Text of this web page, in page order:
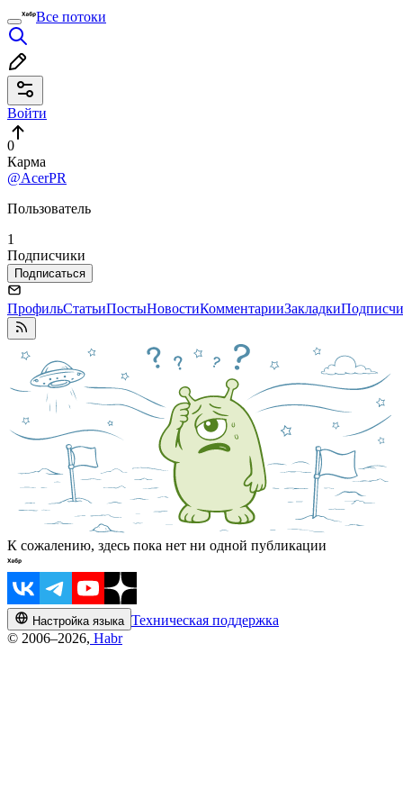
Все потоки
Войти
0
Карма
@AcerPR
Пользователь
1
Подписчики
Подписаться
ПрофильСтатьиПостыНовостиКомментарииЗакладки
К сожалению, здесь пока нет ни одной публикации
Настройка языка Техническая поддержка
© 2006–2026, Habr